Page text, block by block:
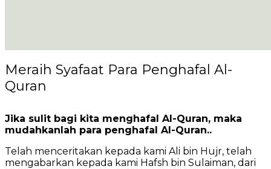
Meraih Syafaat Para Penghafal Al-
Quran
Jika sulit bagi kita menghafal Al-Quran, maka
mudahkanlah para penghafal Al-Quran..
Telah menceritakan kepada kami Ali bin Hujr, telah
mengabarkan kepada kami Hafsh bin Sulaiman, dari